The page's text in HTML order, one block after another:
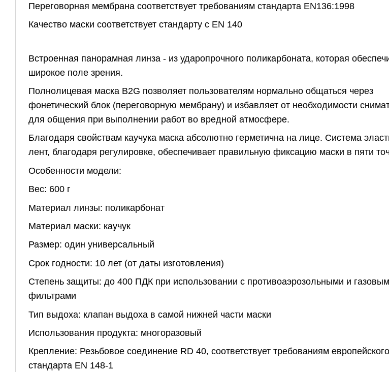
Переговорная мембрана соответствует требованиям стандарта EN136:1998
Качество маски соответствует стандарту с EN 140
Встроенная панорамная линза - из ударопрочного поликарбоната, которая
широкое поле зрения.
Полнолицевая маска B2G позволяет пользователям нормально общаться через
фонетический блок (переговорную мембрану) и избавляет от необходимости
для общения при выполнении работ во вредной атмосфере.
Благодаря свойствам каучука маска абсолютно герметична на лице. Система
лент, благодаря регулировке, обеспечивает правильную фиксацию маски в пяти
Особенности модели:
Вес: 600 г
Материал линзы: поликарбонат
Материал маски: каучук
Размер: один универсальный
Срок годности: 10 лет (от даты изготовления)
Степень защиты: до 400 ПДК при использовании с противоаэрозольными и
фильтрами
Тип выдоха: клапан выдоха в самой нижней части маски
Использования продукта: многоразовый
Крепление: Резьбовое соединение RD 40, соответствует требованиям европейского
стандарта EN 148-1